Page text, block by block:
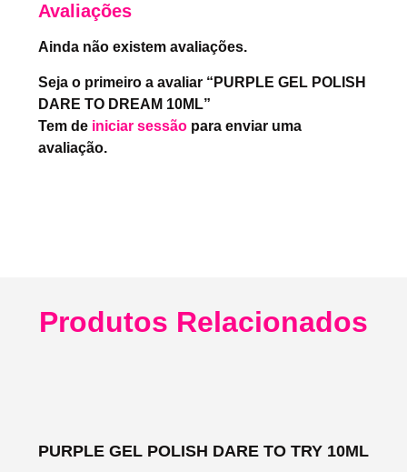
Avaliações
Ainda não existem avaliações.
Seja o primeiro a avaliar “PURPLE GEL POLISH
DARE TO DREAM 10ML”
Tem de iniciar sessão para enviar uma
avaliação.
Produtos Relacionados
PURPLE GEL POLISH DARE TO TRY 10ML